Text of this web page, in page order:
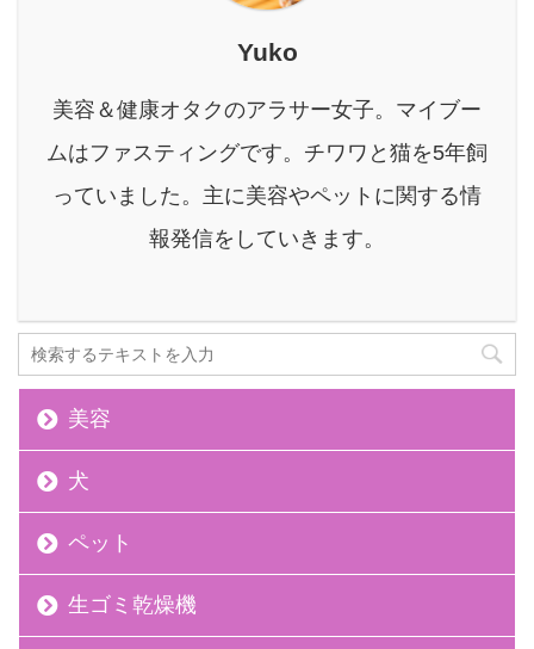
説していくので、安心し
と嬉しいです。 「ファス
クは意味ない」と言われ
る理由と科学的な見解 ま
ない」と言われる背景か
ら見ていきましょう。 こ
Yuko
美容＆健康オタクのアラサー女子。マイブー
ムはファスティングです。チワワと猫を5年飼
っていました。主に美容やペットに関する情
報発信をしていきます。
美容
犬
ペット
生ゴミ乾燥機